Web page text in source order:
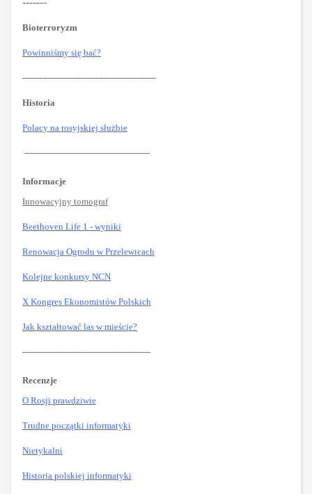
Bioterroryzm
Powinniśmy się bać?
------------------------------------------------
Historia
Polacy na rosyjskiej służbie
---------------------------------------------
Informacje
Innowacyjny tomograf
Beethoven Life 1 - wyniki
Renowacja Ogrodu w Przelewicach
Kolejne konkursy NCN
X Kongres Ekonomistów Polskich
Jak kształtować las w mieście?
----------------------------------------------
Recenzje
O Rosji prawdziwie
Trudne początki informatyki
Nietykalni
Historia polskiej informatyki